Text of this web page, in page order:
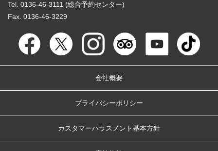
Tel. 0136-46-3111 (総合予約センター)
Fax. 0136-46-3229
会社概要
プライバシーポリシー
カスタマーハラスメント基本方針